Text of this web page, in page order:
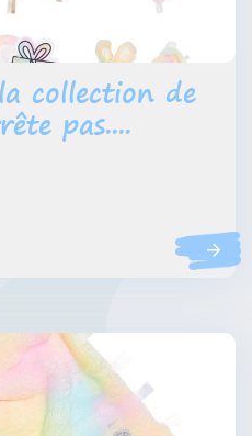
collection de
pas....